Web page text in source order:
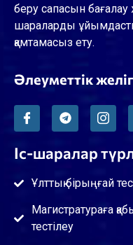
беру сапасын бағалау
шараларды
қамтамасыз ету.
Әлеуметтік
Іс-шаралар
Ұлттық бірыңғай
Магистратураға
тестілеу